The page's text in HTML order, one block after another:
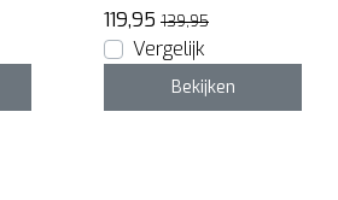
119,95 139,95
Vergelijk
Bekijken